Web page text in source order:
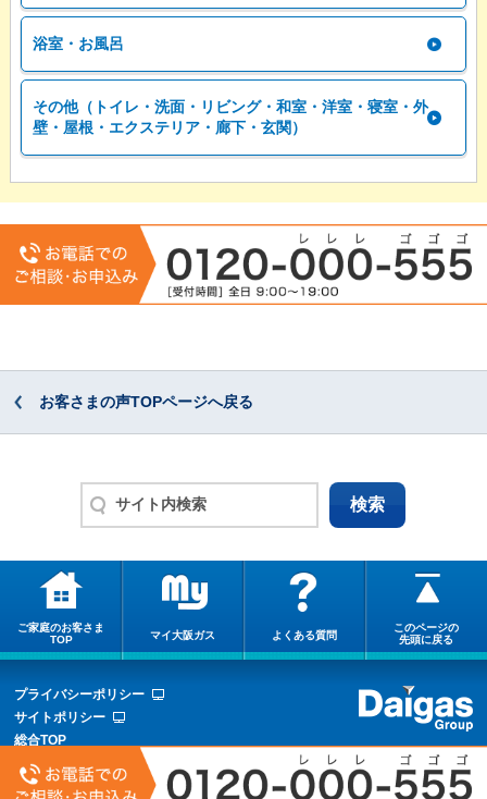
浴室・お風呂
その他（トイレ・洗面・リビング・和室・洋室・寝室・外
壁・屋根・エクステリア・廊下・玄関）
お客さまの声TOPページへ戻る
ご家庭のお客さま
TOP
マイ大阪ガス よくある質問
このページの
先頭に戻る
プライバシーポリシー
サイトポリシー
総合TOP
サイトマップ